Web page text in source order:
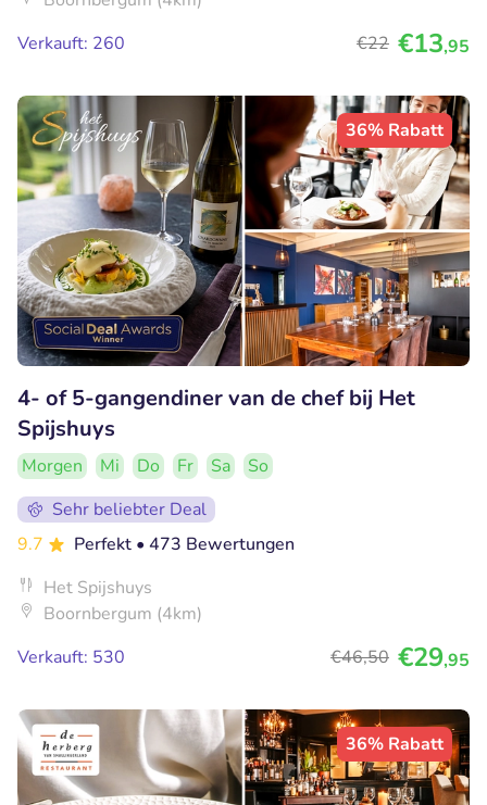
Verkauft: 260
€22 €13,95
36% Rabatt
4- of 5-gangendiner van de chef bij Het
Spijshuys
Morgen Mi Do Fr Sa
So
Sehr beliebter Deal
9.7
Perfekt • 473 Bewertungen
Het Spijshuys
Boornbergum (4km)
Verkauft: 530
€46,50 €29,95
36% Rabatt